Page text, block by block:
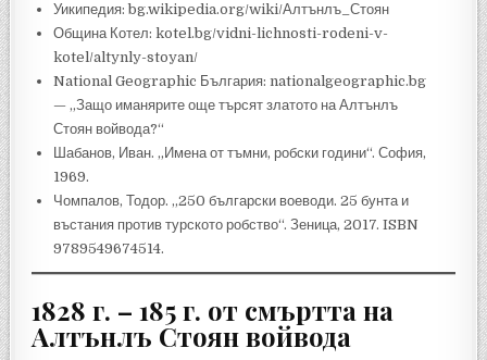
Уикипедия: bg.wikipedia.org/wiki/Алтънлъ_Стоян
Община Котел: kotel.bg/vidni-lichnosti-rodeni-v-
kotel/altynly-stoyan/
National Geographic България: nationalgeographic.bg
— „Защо иманярите още търсят златото на Алтънлъ
Стоян войвода?“
Шабанов, Иван. „Имена от тъмни, робски години“. София,
1969.
Чомпалов, Тодор. „250 български воеводи. 25 бунта и
въстания против турското робство“. Зеница, 2017. ISBN
9789549674514.
1828 г. – 185 г. от смъртта на
Алтънлъ Стоян войвода